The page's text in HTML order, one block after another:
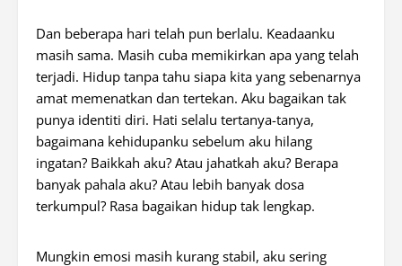
Dan beberapa hari telah pun berlalu. Keadaanku
masih sama. Masih cuba memikirkan apa yang telah
terjadi. Hidup tanpa tahu siapa kita yang sebenarnya
amat memenatkan dan tertekan. Aku bagaikan tak
punya identiti diri. Hati selalu tertanya-tanya,
bagaimana kehidupanku sebelum aku hilang
ingatan? Baikkah aku? Atau jahatkah aku? Berapa
banyak pahala aku? Atau lebih banyak dosa
terkumpul? Rasa bagaikan hidup tak lengkap.
Mungkin emosi masih kurang stabil, aku sering